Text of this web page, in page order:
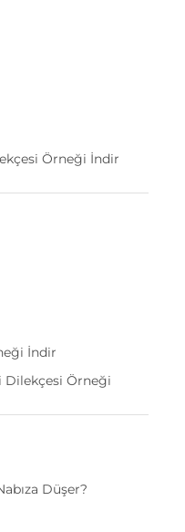
Örneği İndir
İndir
Dilekçesi Örneği
Düşer?